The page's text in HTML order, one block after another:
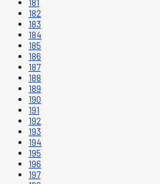
181
182
183
184
185
186
187
188
189
190
191
192
193
194
195
196
197